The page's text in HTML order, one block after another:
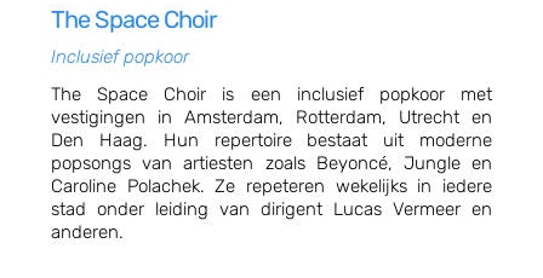
The Space Choir
Inclusief popkoor
The Space Choir is een inclusief popkoor met
vestigingen in Amsterdam, Rotterdam, Utrecht en
Den Haag. Hun repertoire bestaat uit moderne
popsongs van artiesten zoals Beyoncé, Jungle en
Caroline Polachek. Ze repeteren wekelijks in iedere
stad onder leiding van dirigent Lucas Vermeer en
anderen.